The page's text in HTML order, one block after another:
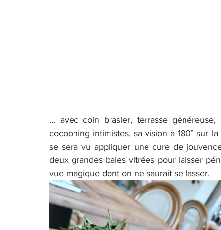
... avec coin brasier, terrasse
cocooning intimistes, sa vision à 180° sur
se sera vu appliquer une cure de
deux grandes baies vitrées pour laisser
vue magique dont on ne saurait se lasser.